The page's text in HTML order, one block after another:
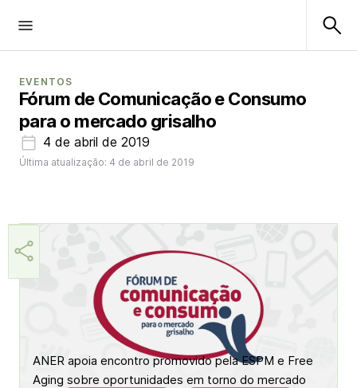
EVENTOS
Fórum de Comunicação e Consumo
para o mercado grisalho
4 de abril de 2019
Última atualização: 4 de abril de 2019
ANER apoia encontro promovido pela ESPM e Free
Aging sobre oportunidades em torno do mercado